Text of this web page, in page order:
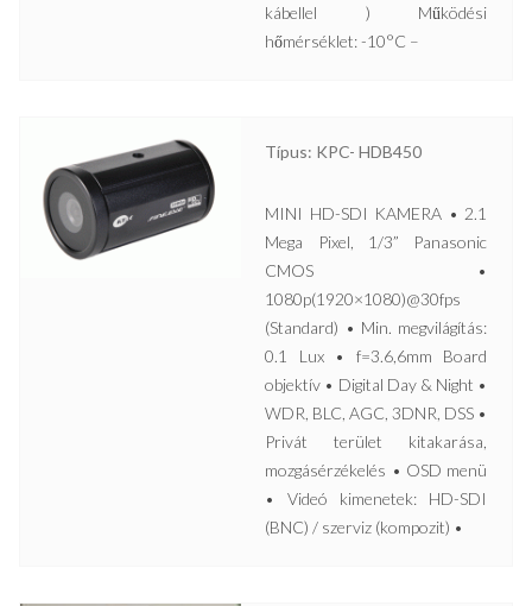
kábellel ) Működési
hőmérséklet: -10°C –
Típus: KPC- HDB450
MINI HD-SDI KAMERA • 2.1
Mega Pixel, 1/3” Panasonic
CMOS •
1080p(1920×1080)@30fps
(Standard) • Min. megvilágítás:
0.1 Lux • f=3.6,6mm Board
objektív • Digital Day & Night •
WDR, BLC, AGC, 3DNR, DSS •
Privát terület kitakarása,
mozgásérzékelés • OSD menü
• Videó kimenetek: HD-SDI
(BNC) / szerviz (kompozit) •